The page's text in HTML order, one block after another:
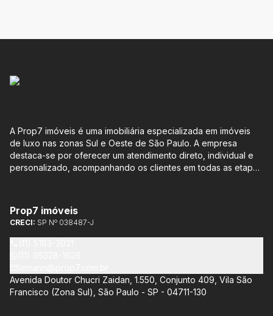
A Prop7 imóveis é uma imobiliária especializada em imóveis
de luxo nas zonas Sul e Oeste de São Paulo. A empresa
destaca-se por oferecer um atendimento direto, individual e
personalizado, acompanhando os clientes em todas as etapas
Lemann Imóveis, destaca-se o Isla by Cyrela, localizado em
Santo Amaro, que oferece apartamentos de 113 m² e 136 m²,
com opções de 3 ou 4 quartos e até 3 suítes. Esses imóveis
estão situados próximos ao Metrô e à Marginal Pinheiros,
Prop7 imóveis
CRECI: SP Nº 038487-J
Avenida Doutor Chucri Zaidan, 1.550, Conjunto 409, Vila São
Francisco (Zona Sul), São Paulo - SP - 04711-130